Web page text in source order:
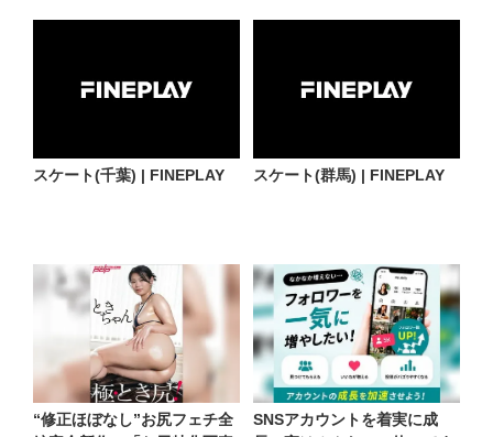
スケート(千葉) | FINEPLAY スケート(群馬) | FINEPLAY
“修正ほぼなし”お尻フェチ全
SNSアカウントを着実に成